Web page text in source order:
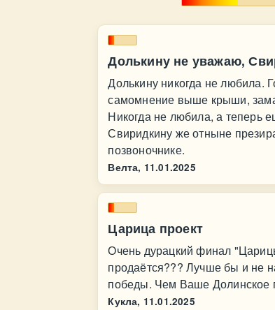
Долькину не уважаю,
Долькину никогда не любила.
самомнение выше крыши,
Никогда не любила, а теперь
Свиридкину же отныне
позвоночнике.
Велта, 11.01.2025
Царица проект
Очень дурацкий финал
продаётся??? Лучше бы и не
победы. Чем Ваше Долинское
Кукла, 11.01.2025